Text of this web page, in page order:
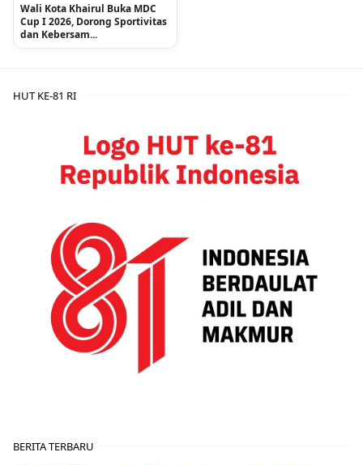
Wali Kota Khairul Buka MDC
Cup I 2026, Dorong Sportivitas
dan Kebersam...
HUT KE-81 RI
BERITA TERBARU